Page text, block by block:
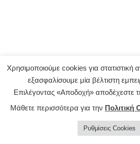
©2021 TicketZone.gr |Όροι χρήσης &
Χρησιμοποιούμε cookies για στατιστική
εξασφαλίσουμε μία βέλτιστη
Επιλέγοντας «Αποδοχή» αποδέχεστε
Μάθετε περισσότερα για την Πολιτική
Ρυθμίσεις Cookies